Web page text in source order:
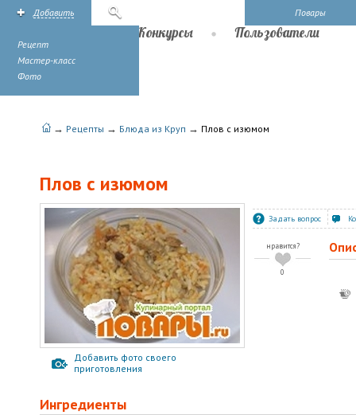
Повары
Добавить
Рецепт
Мастер-класс
Фото
Конкурсы Пользователи
→ Рецепты → Блюда из Круп → Плов с изюмом
Плов с изюмом
Добавить фото своего
приготовления
Задать вопрос
нравится?
0
Ингредиенты